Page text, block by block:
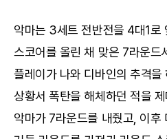
악마는 3세트 전반전을 4대1로
스코어를 올린 채 맞은 7라운드
플레이가 나와 디바인의 추격을
상황서 폭탄을 해체하던 적을
악마가 7라운드를 내줬고, 이후